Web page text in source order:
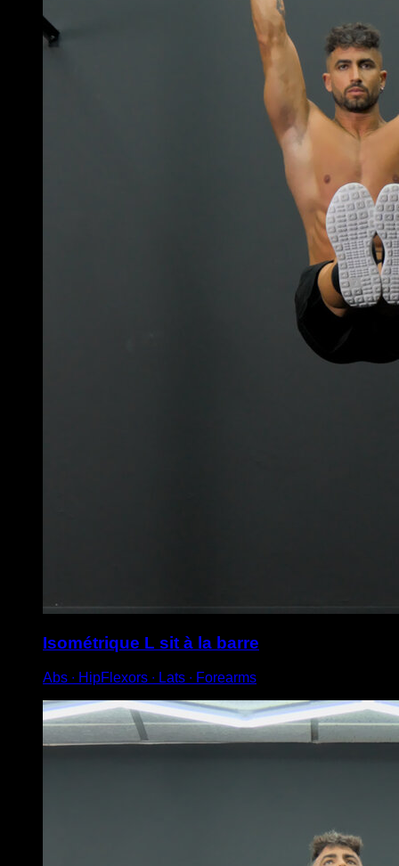
Isométrique L sit à la barre
Abs ∙ HipFlexors ∙ Lats ∙ Forearms